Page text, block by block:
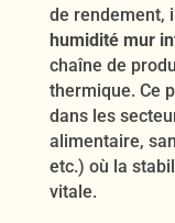
de rendement,
humidité mur
chaîne de
thermique. Ce
dans les
alimentaire,
etc.) où la
vitale.